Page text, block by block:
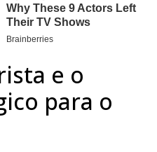
e o
para o